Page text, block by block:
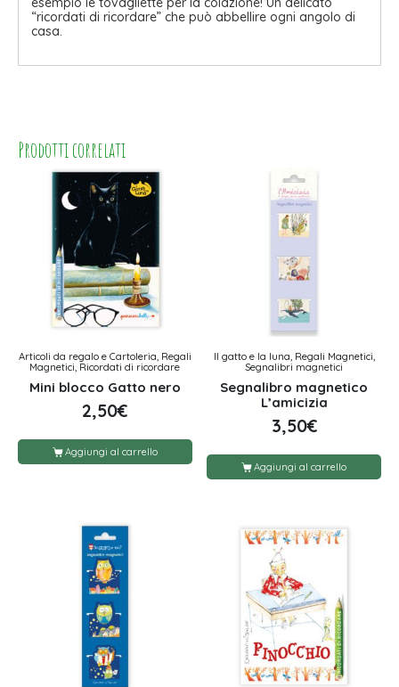
“ricordati di ricordare” che può abbellire ogni angolo di
casa.
Prodotti correlati
Articoli da regalo e Cartoleria, Regali
Magnetici, Ricordati di ricordare
Mini blocco Gatto nero
2,50€
Aggiungi al carrello
Il gatto e la luna, Regali Magnetici,
Segnalibri magnetici
Segnalibro magnetico
L’amicizia
3,50€
Aggiungi al carrello